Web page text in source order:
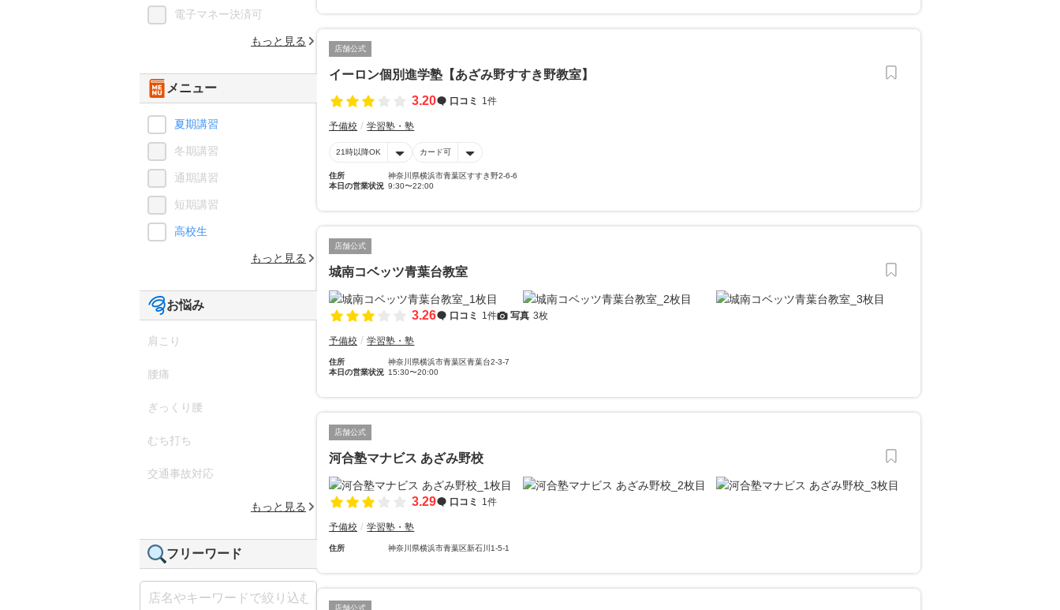
店舗公式
イーロン個別進学塾【あざみ野すすき野教室】
3.20
口コミ 1件
予備校 学習塾・塾
21時以降OK カード可
住所
神奈川県横浜市青葉区すすき野2-6-6
本日の営業状況 9:30〜22:00
店舗公式
城南コベッツ青葉台教室
3.26 口コミ 1件 写真 3枚
予備校 学習塾・塾
住所
神奈川県横浜市青葉区青葉台2-3-7
本日の営業状況 15:30〜20:00
店舗公式
河合塾マナビス あざみ野校
3.29 口コミ 1件
予備校 学習塾・塾
住所 神奈川県横浜市青葉区新石川1-5-1
店舗公式
電子マネー決済可
もっと見る
メニュー
夏期講習
冬期講習
通期講習
短期講習
高校生
もっと見る
お悩み
肩こり
腰痛
ぎっくり腰
むち打ち
交通事故対応
もっと見る
フリーワード